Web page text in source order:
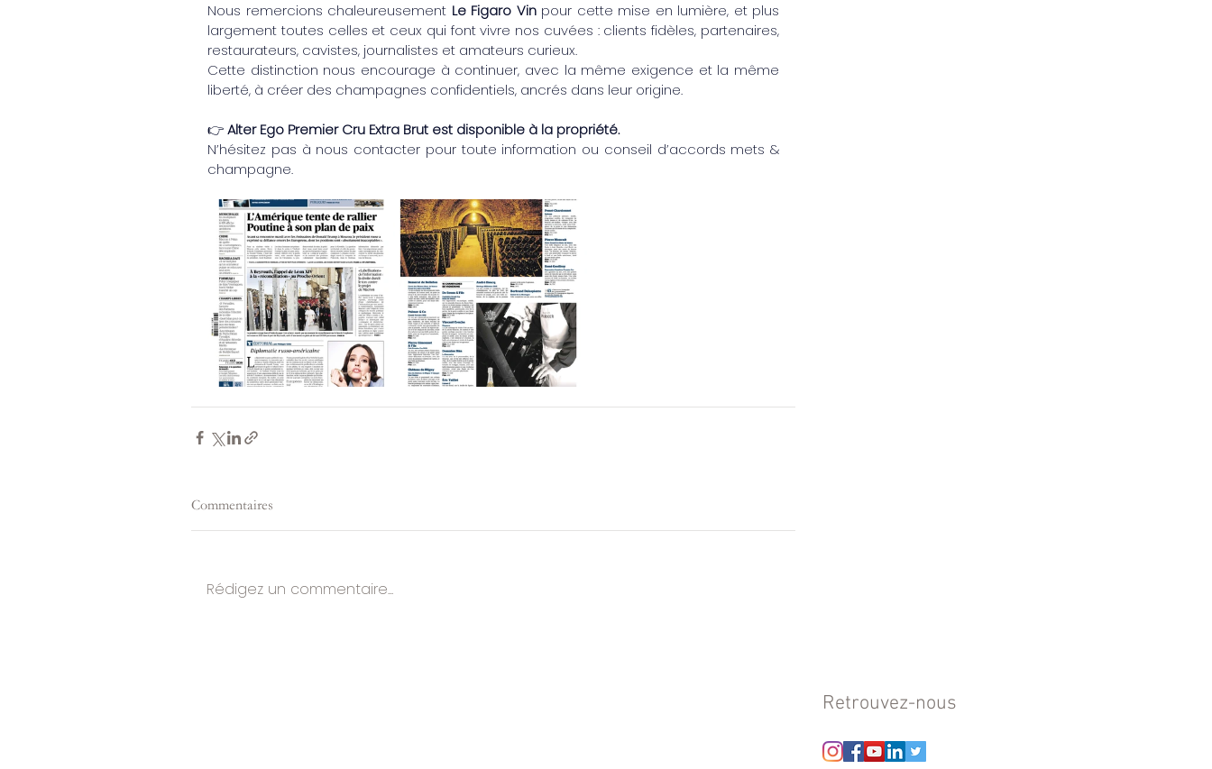
Nous remercions chaleureusement Le Figaro Vin pour cette mise en lumière, et plus
largement toutes celles et ceux qui font vivre nos cuvées : clients fidèles, partenaires,
restaurateurs, cavistes, journalistes et amateurs curieux.
Cette distinction nous encourage à continuer, avec la même exigence et la même
liberté, à créer des champagnes confidentiels, ancrés dans leur origine.
👉 Alter Ego Premier Cru Extra Brut est disponible à la propriété.
N’hésitez pas à nous contacter pour toute information ou conseil d’accords mets &
champagne.
Commentaires
Rédigez un commentaire...
Retrouvez-nous